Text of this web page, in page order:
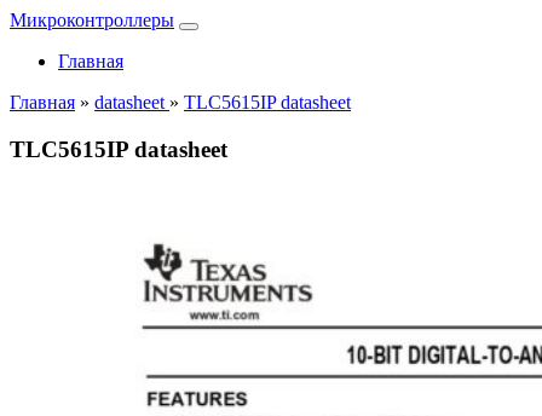
Микроконтроллеры
Главная
Главная » datasheet » TLC5615IP datasheet
TLC5615IP datasheet